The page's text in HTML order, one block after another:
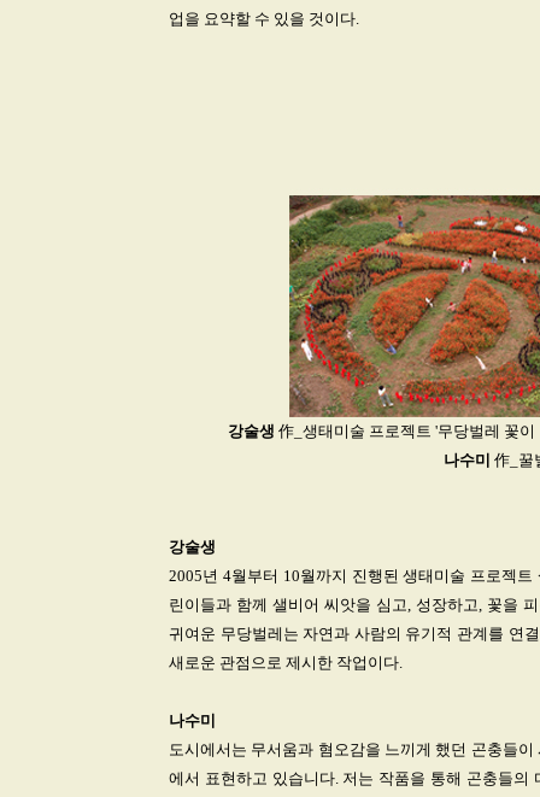
업을 요약할 수 있을 것이다.
강술생 作_생태미술 프로젝트 '무당벌레 꽃
나수미 作_꿀
강술생
2005년 4월부터 10월까지 진행된 생태미술 프로젝
린이들과 함께 샐비어 씨앗을 심고, 성장하고, 꽃을
귀여운 무당벌레는 자연과 사람의 유기적 관계를 연
새로운 관점으로 제시한 작업이다.
나수미
도시에서는 무서움과 혐오감을 느끼게 했던 곤충들
에서 표현하고 있습니다. 저는 작품을 통해 곤충들